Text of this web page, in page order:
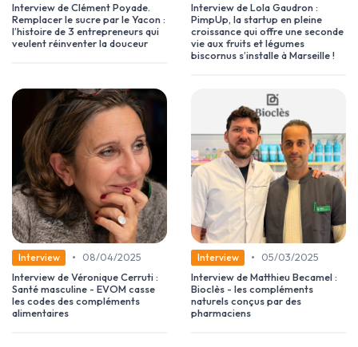
Interview de Clément Poyade.
Remplacer le sucre par le Yacon :
l’histoire de 3 entrepreneurs qui
veulent réinventer la douceur
Interview de Lola Gaudron :
PimpUp, la startup en pleine
croissance qui offre une seconde
vie aux fruits et légumes
biscornus s’installe à Marseille !
Interview •
08/04/2025
Interview de Véronique Cerruti :
Santé masculine - EVOM casse
les codes des compléments
alimentaires
Interview •
05/03/2025
Interview de Matthieu Becamel :
Bioclès - les compléments
naturels conçus par des
pharmaciens